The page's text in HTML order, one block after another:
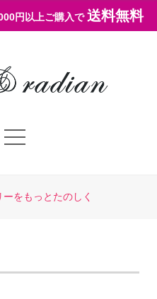
円以上ご購入で 送料無料
をもっとたのしく